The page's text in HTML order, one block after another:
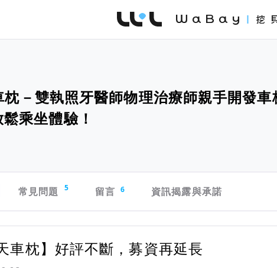
WaBay 挖貝 | 台灣最值得信賴的群
－雙執照牙醫師物理治療師親手開發車
乘坐體驗！
常見問題 5 留言 6 資訊揭露與承諾
車枕】好評不斷，募資再延長